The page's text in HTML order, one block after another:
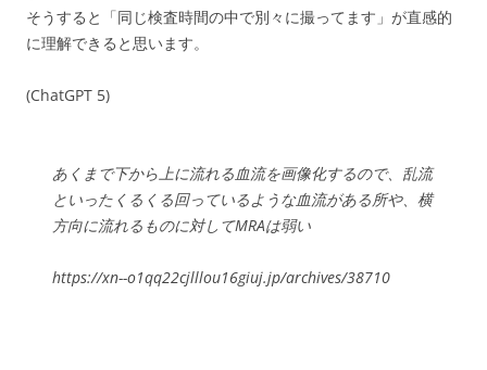
そうすると「同じ検査時間の中で別々に撮ってます」が直感的
に理解できると思います。
(ChatGPT 5)
あくまで下から上に流れる血流を画像化するので、乱流
といったくるくる回っているような血流がある所や、横
方向に流れるものに対してMRAは弱い
https://xn--o1qq22cjlllou16giuj.jp/archives/38710